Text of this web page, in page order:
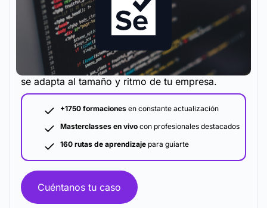
La metodología y plataforma de formación que
se adapta al tamaño y ritmo de tu empresa.
+1750 formaciones en constante actualización
Masterclasses en vivo con profesionales destacados
160 rutas de aprendizaje para guiarte
Cuéntanos tu caso